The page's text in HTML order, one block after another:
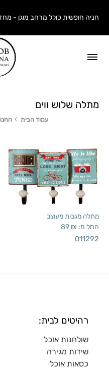
חניה חופשית כולל מרחב מוגן -
מתלה שלוש ווים
עמוד הבית
מתלה מגבות מעוצב
החל מ: 89 ₪
011292
רהיטים לבית:
שולחנות אוכל
שידות מגירה
כסאות אוכל